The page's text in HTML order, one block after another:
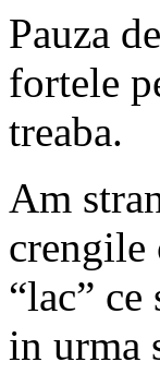
Pauza
fortele
treaba.
Am
crengile
“lac”
in urma